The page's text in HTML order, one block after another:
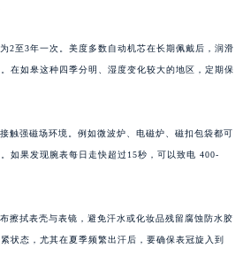
2至3年一次。美度多数自动机芯在长期佩戴后，润滑
在如皋这种四季分明、湿度变化较大的地区，定期保
触强磁场环境。例如微波炉、电磁炉、磁扣包袋都可
如果发现腕表每日走快超过15秒，可以致电 400-
擦拭表壳与表镜，避免汗水或化妆品残留腐蚀防水胶
状态，尤其在夏季频繁出汗后，要确保表冠旋入到